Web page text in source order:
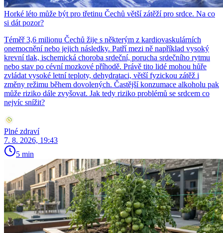
Horké léto může být pro třetinu Čechů větší zátěží pro srdce. Na co
si dát pozor?
Téměř 3,6 milionu Čechů žije s některým z kardiovaskulárních
onemocnění nebo jejich následky. Patří mezi ně například vysoký
krevní tlak, ischemická choroba srdeční, porucha srdečního rytmu
nebo stav po cévní mozkové příhodě. Právě tito lidé mohou hůře
zvládat vysoké letní teploty, dehydrataci, větší fyzickou zátěž i
změny režimu během dovolených. Častější konzumace alkoholu pak
může riziko dále zvyšovat. Jak tedy riziko problémů se srdcem co
nejvíc snížit?
Plné zdraví
7. 8. 2026, 19:43
5 min